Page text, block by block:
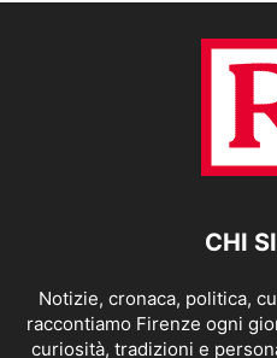
CHI
Notizie, cronaca, politica,
raccontiamo Firenze ogni
curiosità, tradizioni e